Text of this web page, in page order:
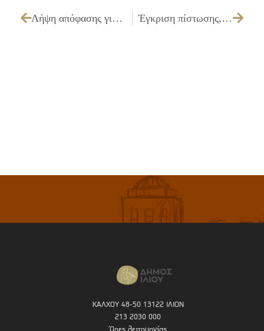
Λήψη απόφασης για την χορήγηση 1ης παράτασης προθεσμίας εκτέλεσης του έργου με τίτλο: “ΕΡΓΑΣΙΕΣ ΣΥΝΤΗΡΗΣΗΣ ΚΑΙ ΕΠΙΣΚΕΥΗΣ ΜΟΝΙΜΩΝ ΕΓΚΑΤΑΣΤΑΣΕΩΝ ΤΩΝ ΚΤΙΡΙΑΚΩΝ ΜΟΝΑΔΩΝ ΤΩΝ ΒΡΕΦΟΝΗΠΙΑΚΩΝ ΣΤΑΘΜΩΝ” Α.Μ.: ΟΙΚ 01/2012 Έγκριση πίστωσης, διάθεση ποσού 18.654,95€ με ΦΠΑ για συμμετοχή του ΔΗΚΕΠΑ Ιλίου στη προγραμματική σύμβαση ΔΗΜΟΥ ΙΛΙΟΥ – ΔΗΚΕΠΑ– ΙΛΙΟΝ ΚΟΙΝΩΝΙΚΗ ΣΥΝ-ΕΡΓΑΣΙΑ ΚΟΙΝ.Σ.ΕΠ.
ΚΑΛΧΟΥ 48-50 13122 ΙΛΙΟΝ
213 2030 000